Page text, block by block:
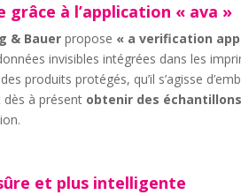
grâce à l’application « ava »
& Bauer propose « a verification
invisibles intégrées dans les
des produits protégés, qu’il s’agisse
dès à présent obtenir des échantillons
et plus intelligente